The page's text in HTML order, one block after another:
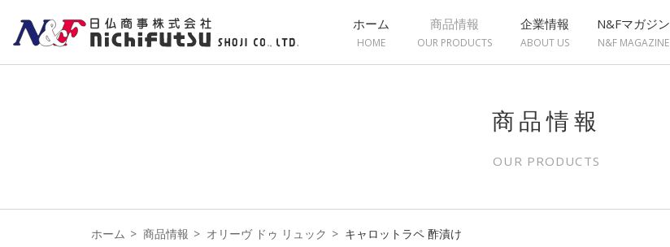
ホーム
HOME
商品情報
OUR PRODUCTS
企業情報
ABOUT US
N&Fマガジン
N&F MAGAZINE
商品情報
OUR PRODUCTS
ホーム 商品情報 オリーヴ ドゥ リュック キャロットラペ 酢漬け